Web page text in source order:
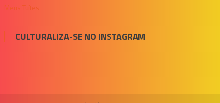
Meus Tuítes
CULTURALIZA-SE NO INSTAGRAM